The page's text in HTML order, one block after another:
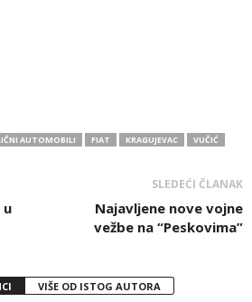
AUTOMOBILI FIAT KRAGUJEVAC VUČIĆ
u
SLEDEĆI ČLANAK
Najavljene nove vojne
vežbe na “Peskovima”
VIŠE OD ISTOG AUTORA